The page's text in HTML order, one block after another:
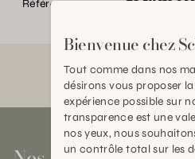
Référence:
Bienvenue chez
Tout comme dans nos
désirons vous proposer
expérience possible sur
transparence est une
nos yeux, nous
un contrôle total sur les